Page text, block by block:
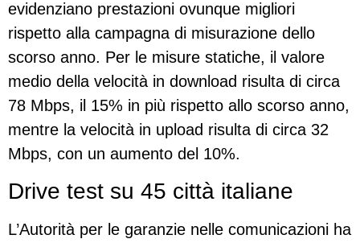
evidenziano prestazioni ovunque migliori
rispetto alla campagna di misurazione dello
scorso anno. Per le misure statiche, il valore
medio della velocità in download risulta di circa
78 Mbps, il 15% in più rispetto allo scorso anno,
mentre la velocità in upload risulta di circa 32
Mbps, con un aumento del 10%.
Drive test su 45 città italiane
L’Autorità per le garanzie nelle comunicazioni ha